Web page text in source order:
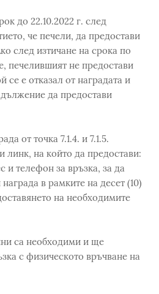
до 22.10.2022 г. след
че печели, да предостави
след изтичане на срока по
печелившият не предостави
се е отказал от наградата и
да предостави
от точка 7.1.4. и 7.1.5.
линк, на който да предостави:
и телефон за връзка, за да
в рамките на десет (10)
на необходимите
са необходими и ще
с физическото връчване на